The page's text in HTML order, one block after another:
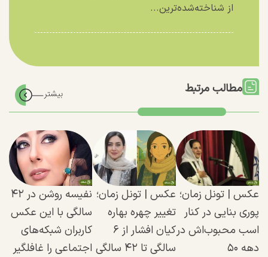
از شناخته‌شده‌ترین...
مطالب مرتبط
عکس | تونل زمان؛
پوری بنایی در کنار
اسب محبوب‌اش در
دهه ۵۰
عکس | تونل زمان؛
تغییر چهره بهاره
کیان افشار از ۶
سالگی تا ۴۲ سالگی
نفیسه روشن در ۴۲
سالگی با این عکس
کاربران شبکه‌های
اجتماعی را غافلگیر